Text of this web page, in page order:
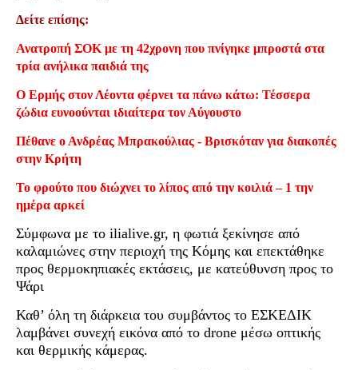
Δείτε επίσης:
Ανατροπή ΣΟΚ με τη 42χρονη που πνίγηκε μπροστά στα
τρία ανήλικα παιδιά της
Ο Ερμής στον Λέοντα φέρνει τα πάνω κάτω: Τέσσερα
ζώδια ευνοούνται ιδιαίτερα τον Αύγουστο
Πέθανε ο Ανδρέας Μπρακούλιας - Βρισκόταν για διακοπές
στην Κρήτη
Το φρούτο που διώχνει το λίπος από την κοιλιά – 1 την
ημέρα αρκεί
Σύμφωνα με το ilialive.gr, η φωτιά ξεκίνησε από
καλαμιώνες στην περιοχή της Κόμης και επεκτάθηκε
προς θερμοκηπιακές εκτάσεις, με κατεύθυνση προς το
Ψάρι
Καθ’ όλη τη διάρκεια του συμβάντος το ΕΣΚΕΔΙΚ
λαμβάνει συνεχή εικόνα από το drone μέσω οπτικής
και θερμικής κάμερας.